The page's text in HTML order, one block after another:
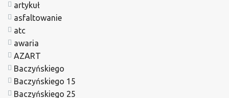
artykuł
asfaltowanie
atc
awaria
AZART
Baczyńskiego
Baczyńskiego 15
Baczyńskiego 25